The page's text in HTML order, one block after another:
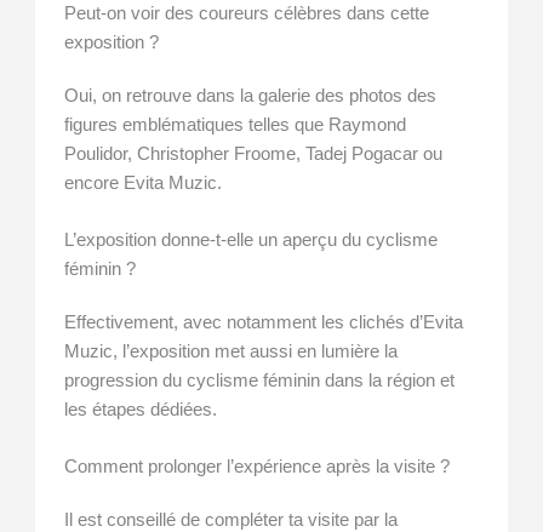
Peut-on voir des coureurs célèbres dans cette
exposition ?
Oui, on retrouve dans la galerie des photos des
figures emblématiques telles que Raymond
Poulidor, Christopher Froome, Tadej Pogacar ou
encore Evita Muzic.
L’exposition donne-t-elle un aperçu du cyclisme
féminin ?
Effectivement, avec notamment les clichés d’Evita
Muzic, l’exposition met aussi en lumière la
progression du cyclisme féminin dans la région et
les étapes dédiées.
Comment prolonger l’expérience après la visite ?
Il est conseillé de compléter ta visite par la